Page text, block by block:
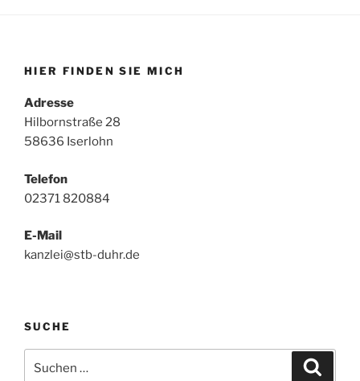
HIER FINDEN SIE MICH
Adresse
Hilbornstraße 28
58636 Iserlohn
Telefon
02371 820884
E-Mail
kanzlei@stb-duhr.de
SUCHE
nach: